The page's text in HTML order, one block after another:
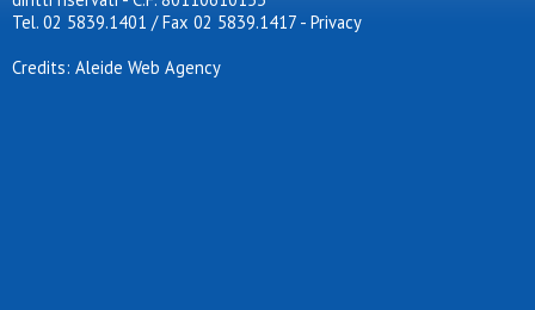
Tel. 02 5839.1401 / Fax 02 5839.1417 - Privacy
Credits: Aleide Web Agency